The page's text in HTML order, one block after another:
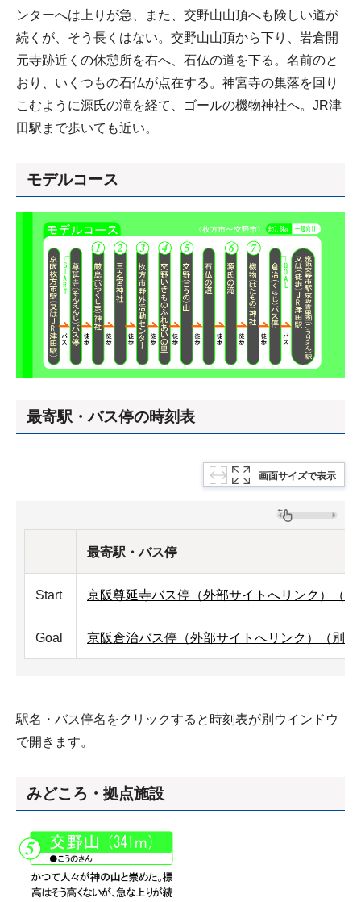
ンターへは上りが急、また、交野山山頂へも険しい道が
続くが、そう長くはない。交野山山頂から下り、岩倉開
元寺跡近くの休憩所を右へ、石仏の道を下る。名前のと
おり、いくつもの石仏が点在する。神宮寺の集落を回り
こむように源氏の滝を経て、ゴールの機物神社へ。JR津
田駅まで歩いても近い。
モデルコース
最寄駅・バス停の時刻表
画面サイズで表示
最寄駅・バス停
Start 京阪尊延寺バス停（外部サイトへリンク）（
Goal 京阪倉治バス停（外部サイトへリンク）（別
駅名・バス停名をクリックすると時刻表が別ウインドウ
で開きます。
みどころ・拠点施設